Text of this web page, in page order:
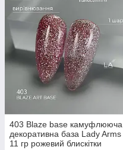
403 Blaze base камуфлююча
декоративна база Lady Arms
11 гр рожевий блискітки